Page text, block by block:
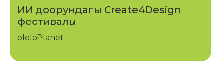
ИИ доорундагы Create4Design
фестивалы
ololoPlanet